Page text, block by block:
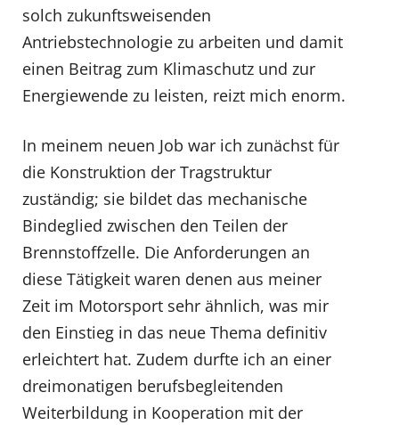
solch zukunftsweisenden
Antriebstechnologie zu arbeiten und damit
einen Beitrag zum Klimaschutz und zur
Energiewende zu leisten, reizt mich enorm.
In meinem neuen Job war ich zunächst für
die Konstruktion der Tragstruktur
zuständig; sie bildet das mechanische
Bindeglied zwischen den Teilen der
Brennstoffzelle. Die Anforderungen an
diese Tätigkeit waren denen aus meiner
Zeit im Motorsport sehr ähnlich, was mir
den Einstieg in das neue Thema definitiv
erleichtert hat. Zudem durfte ich an einer
dreimonatigen berufsbegleitenden
Weiterbildung in Kooperation mit der